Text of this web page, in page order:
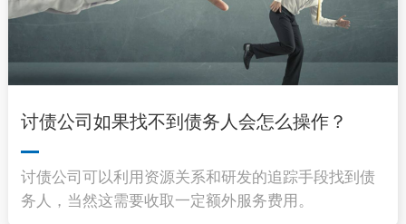
讨债公司如果找不到债务人会怎么操作？
讨债公司可以利用资源关系和研发的追踪手段找到债
务人，当然这需要收取一定额外服务费用。